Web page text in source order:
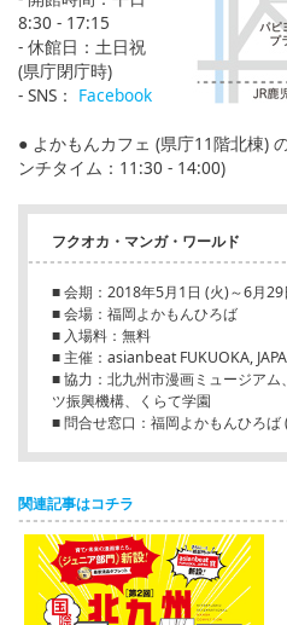
8:30 - 17:15
- 休館日：土日祝
(県庁閉庁時)
- SNS： Facebook
● よかもんカフェ (県庁11階北棟)
ンチタイム：11:30 - 14:00)
フクオカ・マンガ・ワールド
■ 会期：2018年5月1日 (火)～6月29
■ 会場：福岡よかもんひろば
■ 入場料：無料
■ 主催：asianbeat FUKUOKA,
■ 協力：北九州市漫画ミュージア
ツ振興機構、くらて学園
■ 問合せ窓口：福岡よかもんひろ
関連記事はコチラ